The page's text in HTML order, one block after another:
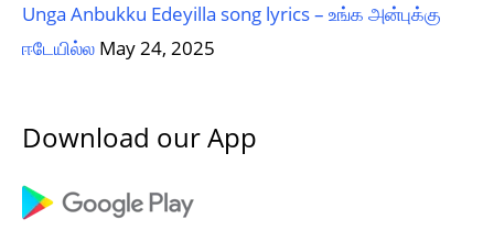
Unga Anbukku Edeyilla song lyrics – உங்க அன்புக்கு
ஈடேயில்ல May 24, 2025
Download our App